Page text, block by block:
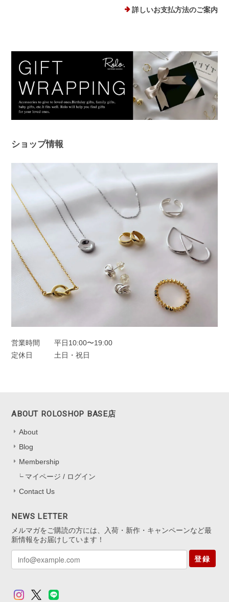
プランプピアス シルバー925
した。このピアスは違和感なくつけられ、痒みも出ませんでした！シ
ルバーでどんなファションにも合うため、たくさん使わせていただき
ます。 ありがとうございました。
このたびは、Rolo.をご利用いただき有
難うございます。 痒みや違和感が出て
さらに楽しくなると思います😊 ぜひ日
このたびは本当にありがとうございまし
た。
フープピアス シルバー925
2025/11/25
シルバー
いタイプは初めてなので最初どう開けばいいのか迷いましたがすぐ慣
が必要ですが、 扱いに慣れると軽くて
添えられますように。 またいつでも気
軽にお立ち寄りくださいね。
詳しいお支払方法のご案内
ショップ情報
営業時間
平日10:00〜19:00
定休日
土日・祝日
ABOUT ROLOSHOP BASE店
About
Blog
Membership
マイページ / ログイン
Contact Us
NEWS LETTER
メルマガをご購読の方には、入荷・新作・キャンペーンなど最
新情報をお届けしています！
登録